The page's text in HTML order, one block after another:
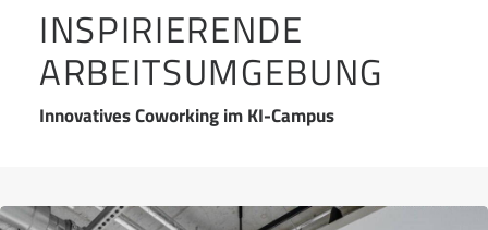
INSPIRIERENDE
ARBEITSUMGEBUNG
Innovatives Coworking im KI-Campus